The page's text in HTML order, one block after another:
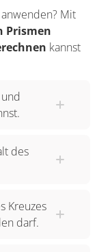
Mit
Prismen
kannst
des
Kreuzes
darf.